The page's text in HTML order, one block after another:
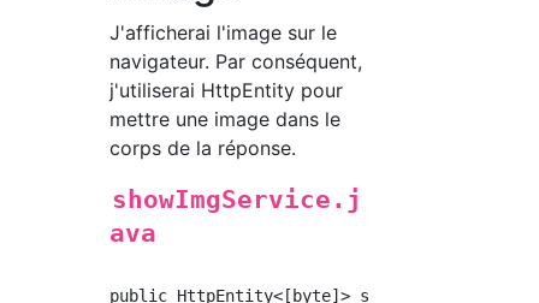
J'afficherai l'image sur le
navigateur. Par conséquent,
j'utiliserai HttpEntity pour
mettre une image dans le
corps de la réponse.
showImgService.j
ava
public HttpEntity<[byte]> showImg(String